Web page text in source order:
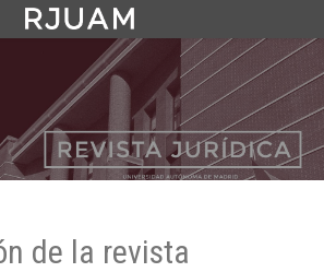
de la revista